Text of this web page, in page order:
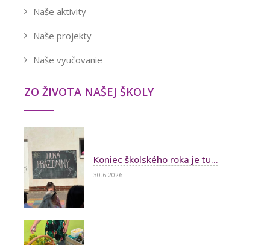
Naše aktivity
Naše projekty
Naše vyučovanie
ZO ŽIVOTA NAŠEJ ŠKOLY
Koniec školského roka je tu...
30.6.2026